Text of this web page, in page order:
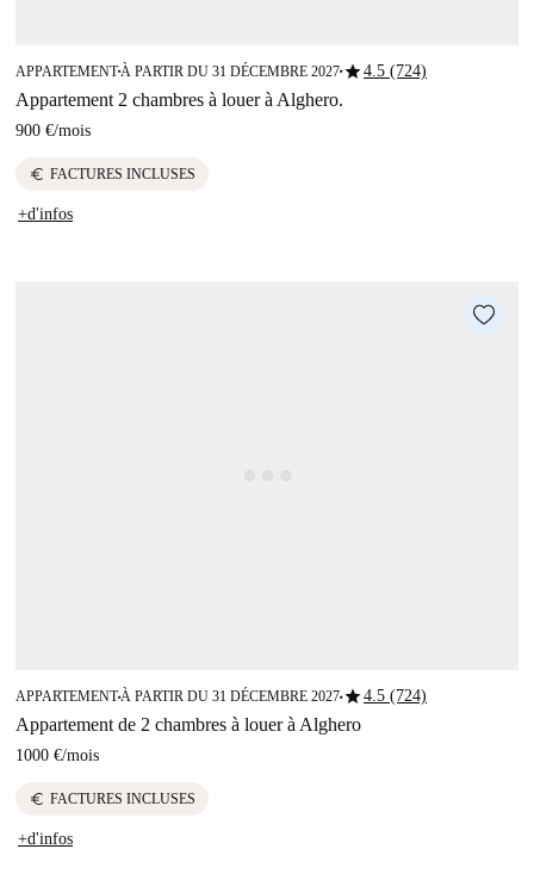
APPARTEMENT■À PARTIR DU 31 DÉCEMBRE 2027■star4.5 (724)
Appartement 2 chambres à louer à Alghero.
900 €/mois
euro FACTURES INCLUSES
+d'infos
APPARTEMENT■À PARTIR DU 31 DÉCEMBRE 2027■star4.5 (724)
Appartement de 2 chambres à louer à Alghero
1000 €/mois
euro FACTURES INCLUSES
+d'infos